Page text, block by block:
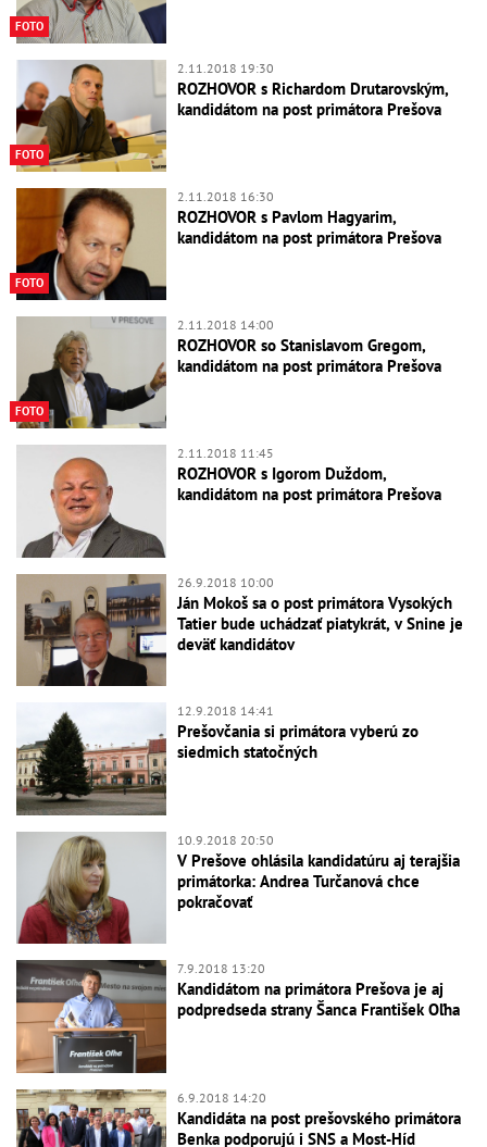
FOTO
FOTO
2.11.2018 19:30
ROZHOVOR s Richardom Drutarovským,
kandidátom na post primátora Prešova
FOTO
2.11.2018 16:30
ROZHOVOR s Pavlom Hagyarim,
kandidátom na post primátora Prešova
FOTO
2.11.2018 14:00
ROZHOVOR so Stanislavom Gregom,
kandidátom na post primátora Prešova
2.11.2018 11:45
ROZHOVOR s Igorom Duždom,
kandidátom na post primátora Prešova
26.9.2018 10:00
Ján Mokoš sa o post primátora Vysokých
Tatier bude uchádzať piatykrát, v Snine je
deväť kandidátov
12.9.2018 14:41
Prešovčania si primátora vyberú zo
siedmich statočných
10.9.2018 20:50
V Prešove ohlásila kandidatúru aj terajšia
primátorka: Andrea Turčanová chce
pokračovať
7.9.2018 13:20
Kandidátom na primátora Prešova je aj
podpredseda strany Šanca František Oľha
6.9.2018 14:20
Kandidáta na post prešovského primátora
Benka podporujú i SNS a Most-Híd